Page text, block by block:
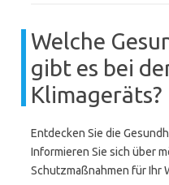
Welche
gibt es bei
Klimageräts?
Entdecken Sie die
Informieren Sie sich über
Schutzmaßnahmen für Ihr